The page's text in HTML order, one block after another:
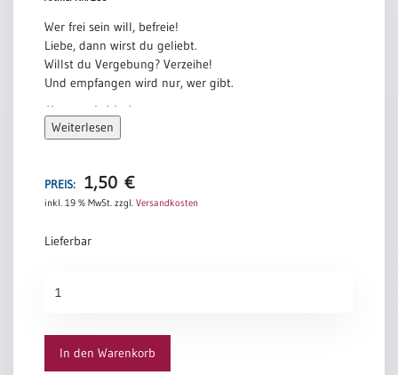
Wer frei sein will, befreie!
Liebe, dann wirst du geliebt.
Willst du Vergebung? Verzeihe!
Und empfangen wird nur, wer gibt.
Konstantin Wecker
Weiterlesen
PREIS: 1,50 €
inkl. 19 % MwSt. zzgl. Versandkosten
Lieferbar
sein
In den Warenkorb